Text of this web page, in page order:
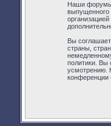
Наши форумы
выпущенного
Вы
страны,
политики. Вы
усмотрению.
конференции